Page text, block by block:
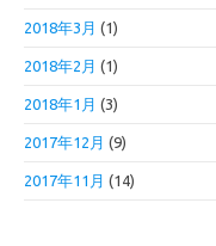
2018年3月 (1)
2018年2月 (1)
2018年1月 (3)
2017年12月 (9)
2017年11月 (14)